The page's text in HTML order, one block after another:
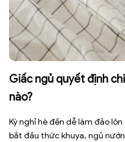
Giấc ngủ quyết định
nào?
Kỳ nghỉ hè đến dễ làm đảo
bắt đầu thức khuya, ngủ